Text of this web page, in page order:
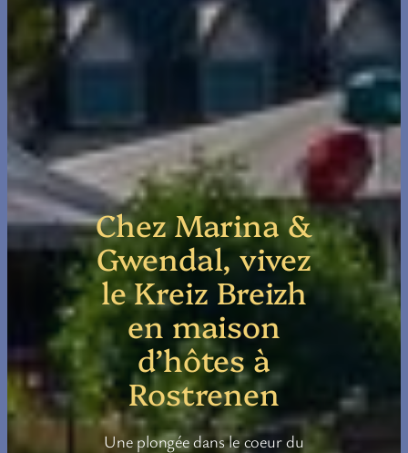
Chez Marina &
Gwendal, vivez
le Kreiz Breizh
en maison
d’hôtes à
Rostrenen
Une plongée dans le coeur du